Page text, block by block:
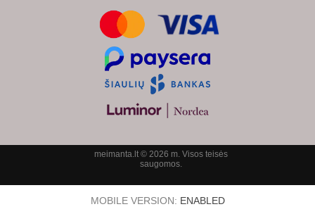
meimanta.lt © 2026 m. Visos teisės
saugomos.
MOBILE VERSION: ENABLED